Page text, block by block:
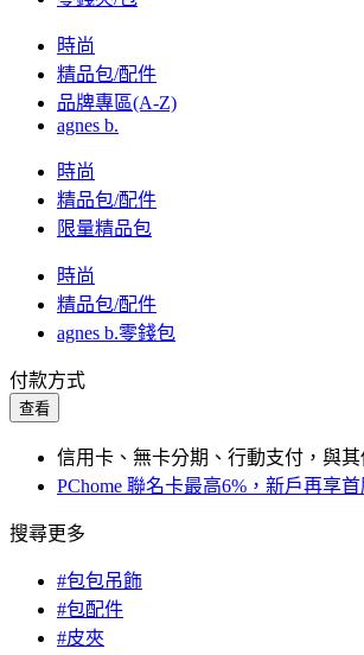
時尚
精品包/配件
品牌專區(A-Z)
agnes b.
時尚
精品包/配件
限量精品包
時尚
精品包/配件
agnes b.零錢包
付款方式
查看
信用卡、無卡分期、行動支付，與
PChome 聯名卡最高6%，新戶再享首
搜尋更多
#包包吊飾
#包配件
#皮夾